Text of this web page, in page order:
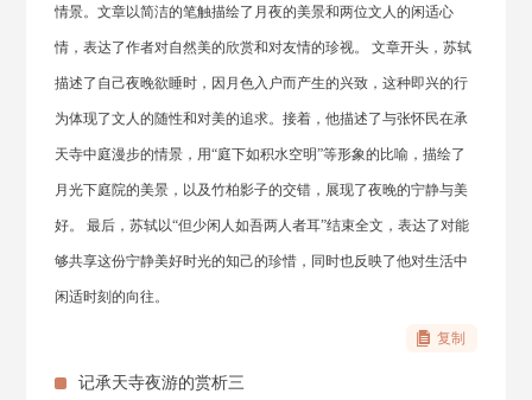
情景。文章以简洁的笔触描绘了月夜的美景和两位文人的闲适心
情，表达了作者对自然美的欣赏和对友情的珍视。 文章开头，苏轼
描述了自己夜晚欲睡时，因月色入户而产生的兴致，这种即兴的行
为体现了文人的随性和对美的追求。接着，他描述了与张怀民在承
天寺中庭漫步的情景，用“庭下如积水空明”等形象的比喻，描绘了
月光下庭院的美景，以及竹柏影子的交错，展现了夜晚的宁静与美
好。 最后，苏轼以“但少闲人如吾两人者耳”结束全文，表达了对能
够共享这份宁静美好时光的知己的珍惜，同时也反映了他对生活中
闲适时刻的向往。
复制
记承天寺夜游的赏析三